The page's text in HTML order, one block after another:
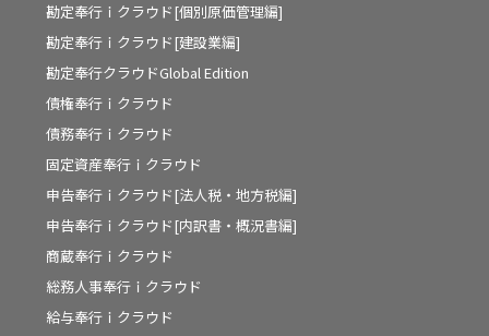
勘定奉行ｉクラウド[個別原価管理編]
勘定奉行ｉクラウド[建設業編]
勘定奉行クラウドGlobal Edition
債権奉行ｉクラウド
債務奉行ｉクラウド
固定資産奉行ｉクラウド
申告奉行ｉクラウド[法人税・地方税編]
申告奉行ｉクラウド[内訳書・概況書編]
商蔵奉行ｉクラウド
総務人事奉行ｉクラウド
給与奉行ｉクラウド